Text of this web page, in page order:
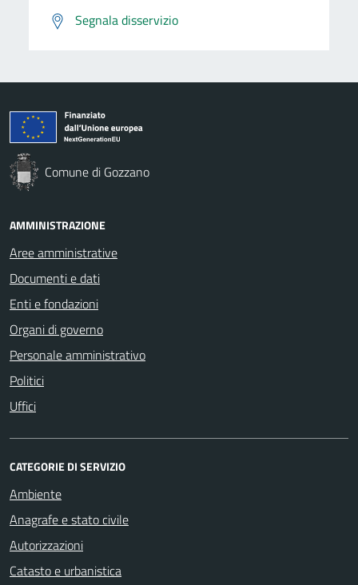
Segnala disservizio
Comune di Gozzano
AMMINISTRAZIONE
Aree amministrative
Documenti e dati
Enti e fondazioni
Organi di governo
Personale amministrativo
Politici
Uffici
CATEGORIE DI SERVIZIO
Ambiente
Anagrafe e stato civile
Autorizzazioni
Catasto e urbanistica